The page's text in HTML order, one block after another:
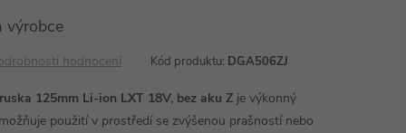
výrobce
hodnocení Kód produktu: DGA506ZJ
125mm Li-ion LXT 18V, bez aku Z je výkonný
použití v prostředí se zvýšenou prašností nebo